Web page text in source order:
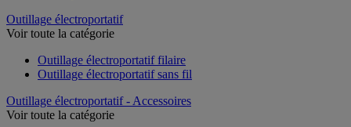
Outillage électroportatif
Voir toute la catégorie
Outillage électroportatif filaire
Outillage électroportatif sans fil
Outillage électroportatif - Accessoires
Voir toute la catégorie